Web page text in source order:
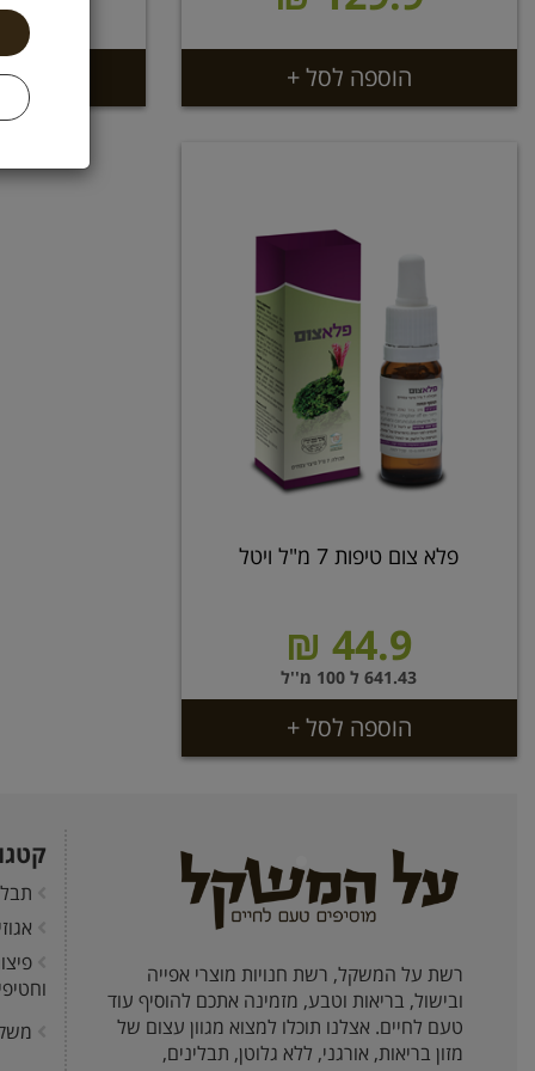
הוספה לסל +
פלא צום טיפות 7 מ"ל ויטל
44.9 ₪
641.43 ל 100 מ''ל
הוספה לסל +
רשת על המשקל, רשת חנויות מוצרי אפייה
ובישול, בריאות וטבע, מזמינה אתכם להוסיף עוד
טעם לחיים. אצלנו תוכלו למצוא מגוון עצום של
מזון בריאות, אורגני, ללא גלוטן, תבלינים,